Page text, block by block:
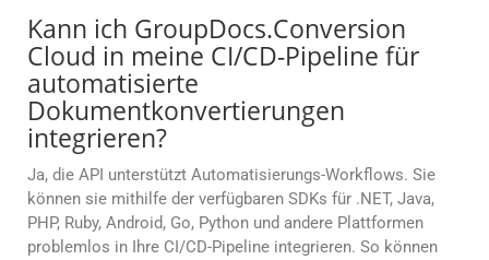
Kann ich GroupDocs.Conversion
Cloud in meine CI/CD-Pipeline für
automatisierte
Dokumentkonvertierungen
integrieren?
Ja, die API unterstützt Automatisierungs-Workflows. Sie
können sie mithilfe der verfügbaren SDKs für .NET, Java,
PHP, Ruby, Android, Go, Python und andere Plattformen
problemlos in Ihre CI/CD-Pipeline integrieren. So können